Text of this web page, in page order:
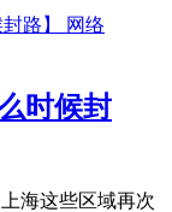
网络
时候封
海这些区域再次